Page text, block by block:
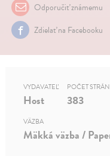
Odporučiť známemu
Zdielať na Facebooku
VYDAVATEĽ
Host
POČET STRÁN
383
VÄZBA
Mäkká väzba /